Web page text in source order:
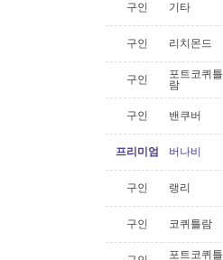
구인 기타
구인 리치몬드
구인
포트코퀴틀
람
구인 밴쿠버
프리미엄 버나비
구인 랭리
구인 코퀴틀람
포트코퀴틀